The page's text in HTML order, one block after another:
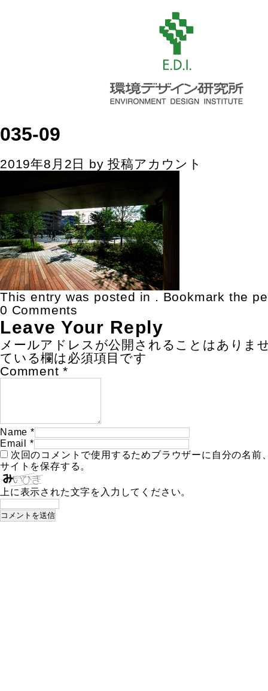
035-09
2019年8月2日 by投稿アカウント
This entry was posted in . Bookmark the
0 Comments
Leave Your Reply
メールアドレスが公開されることはありま
ている欄は必須項目です
Comment *
Name *
Email
*
次回のコメントで使用するためブラウザーに自分の名前
サイトを保存する。
上に表示された文字を入力してください。